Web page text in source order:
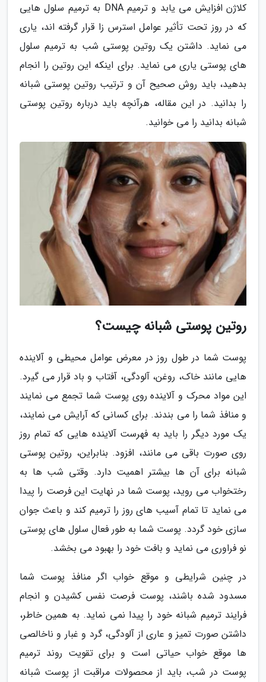
کلاژن افزایش می یابد و ترمیم DNA به ترمیم سلول هایی
که در روز تحت تأثیر عوامل استرس زا قرار گرفته اند، یاری
می نماید. داشتن یک روتین پوستی شب به ترمیم سلول
های پوستی یاری می نماید. برای اینکه این روتین را انجام
بدهید، باید روش صحیح آن و ترتیب روتین پوستی شبانه
را بدانید. در این مقاله، هرآنچه باید درباره روتین پوستی
شبانه بدانید را می خوانید.
روتین پوستی شبانه چیست؟
پوست شما در طول روز در معرض عوامل محیطی و آلاینده
هایی مانند خاک، روغن، آلودگی، آفتاب و باد قرار می گیرد.
این مواد محرک و آلاینده روی پوست شما تجمع می نمایند
و منافذ شما را می بندند. برای کسانی که آرایش می نمایند،
یک مورد دیگر را باید به فهرست آلاینده هایی که تمام روز
روی صورت باقی می مانند، افزود. بنابراین، روتین پوستی
شبانه برای آن ها بیشتر اهمیت دارد. وقتی شب ها به
رختخواب می روید، پوست شما در نهایت این فرصت را پیدا
می نماید تا تمام آسیب های روز را ترمیم کند و باعث جوان
سازی خود گردد. پوست شما به طور فعال سلول های پوستی
نو فراوری می نماید و بافت خود را بهبود می بخشد.
در چنین شرایطی و موقع خواب اگر منافذ پوست شما
مسدود شده باشند، پوست فرصت نفس کشیدن و انجام
فرایند ترمیم شبانه خود را پیدا نمی نماید. به همین خاطر،
داشتن صورت تمیز و عاری از آلودگی، گرد و غبار و ناخالصی
ها موقع خواب حیاتی است و برای تقویت روند ترمیم
پوست در شب، باید از محصولات مراقبت از پوست شبانه